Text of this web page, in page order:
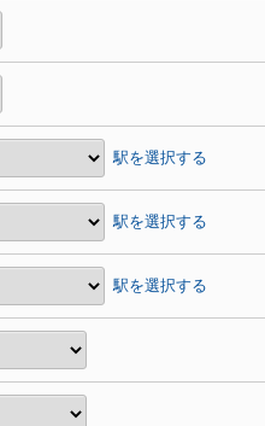
駅を選択する
駅を選択する
駅を選択する